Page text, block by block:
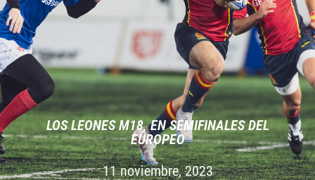
LOS LEONES M18, EN SEMIFINALES DEL
EUROPEO
11 noviembre, 2023